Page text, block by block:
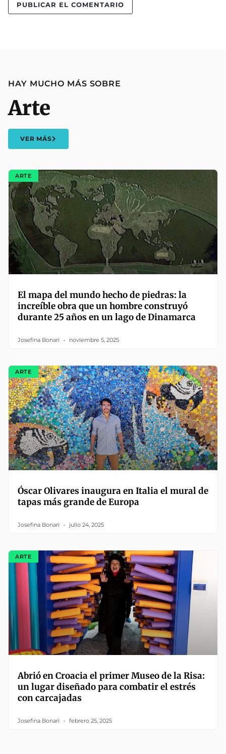
HAY MUCHO MÁS SOBRE
Arte
VER MÁS
ARTE
El mapa del mundo hecho de piedras: la
increíble obra que un hombre construyó
durante 25 años en un lago de Dinamarca
Josefina Bonari noviembre 5, 2025
ARTE
Óscar Olivares inaugura en Italia el mural de
tapas más grande de Europa
Josefina Bonari julio 24, 2025
ARTE
Abrió en Croacia el primer Museo de la Risa:
un lugar diseñado para combatir el estrés
con carcajadas
Josefina Bonari febrero 25, 2025